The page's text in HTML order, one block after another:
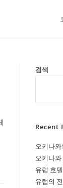
검색
Recent
오키나
오키나
유럽 호
유럽의